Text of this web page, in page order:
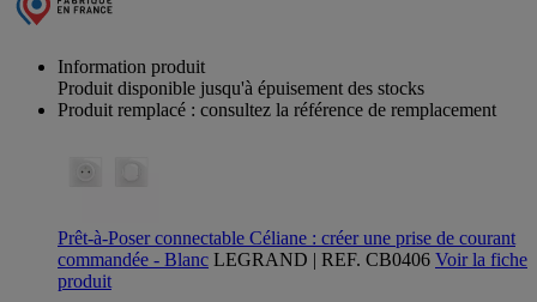
Information produit
Produit disponible jusqu'à épuisement des stocks
Produit remplacé : consultez la référence de remplacement
Prêt-à-Poser connectable Céliane : créer une prise de courant
commandée - Blanc LEGRAND | REF. CB0406 Voir la fiche
produit